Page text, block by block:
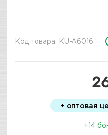
Код товара: KU-A6016
+ оптовая
+14